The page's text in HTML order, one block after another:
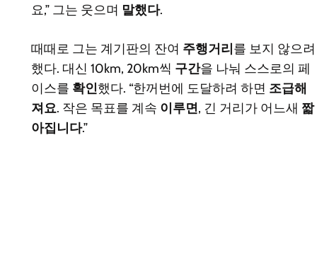
요,” 그는 웃으며 말했다.
때때로 그는 계기판의 잔여 주행거리 를 보지 않으려
했다. 대신 10km, 20km씩 구간을 나눠 스스로의 페
이스를 확인했다. “한꺼번에 도달하려 하면 조급해
져요. 작은 목표를 계속 이루면, 긴 거리가 어느새 짧
아집니다.”